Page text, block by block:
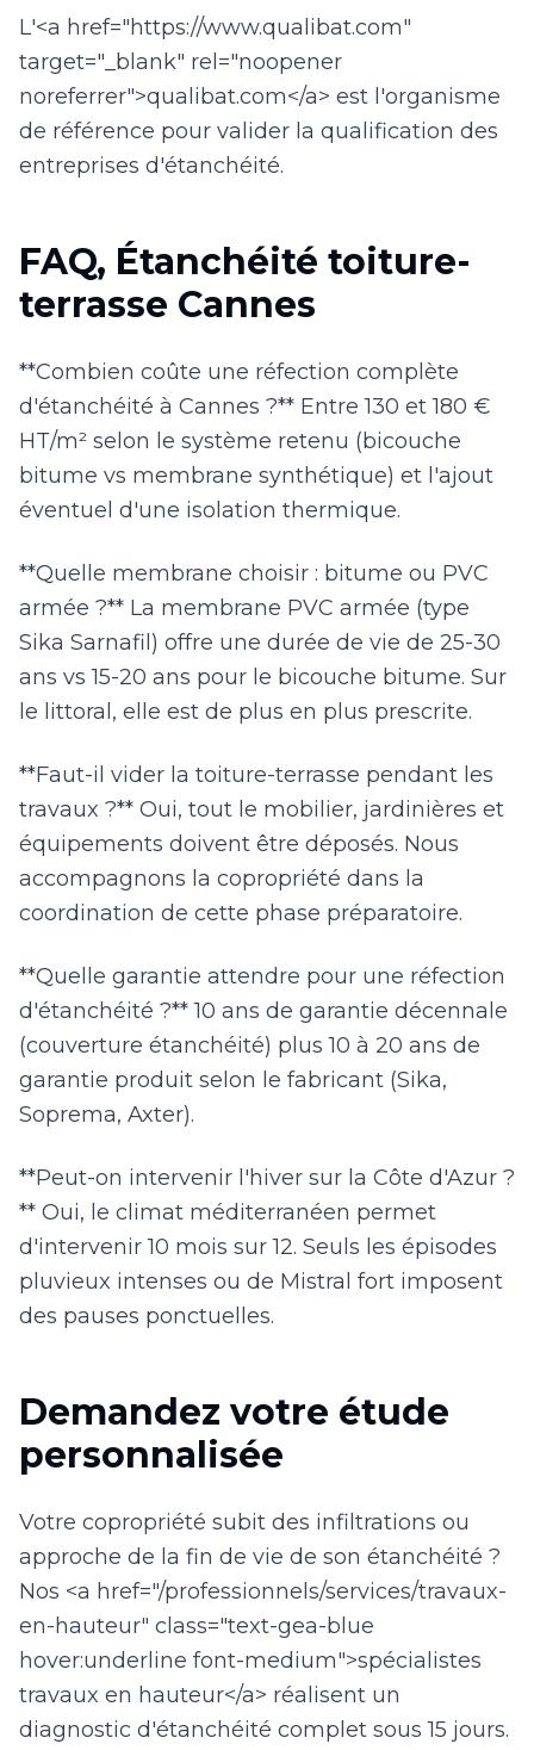
L'<a href="https://www.qualibat.com"
target="_blank" rel="noopener
noreferrer">qualibat.com</a> est l'organisme
de référence pour valider la qualification des
entreprises d'étanchéité.
FAQ, Étanchéité toiture-
terrasse Cannes
**Combien coûte une réfection complète
d'étanchéité à Cannes ?** Entre 130 et 180 €
HT/m² selon le système retenu (bicouche
bitume vs membrane synthétique) et l'ajout
éventuel d'une isolation thermique.
**Quelle membrane choisir : bitume ou PVC
armée ?** La membrane PVC armée (type
Sika Sarnafil) offre une durée de vie de 25-30
ans vs 15-20 ans pour le bicouche bitume. Sur
le littoral, elle est de plus en plus prescrite.
**Faut-il vider la toiture-terrasse pendant les
travaux ?** Oui, tout le mobilier, jardinières et
équipements doivent être déposés. Nous
accompagnons la copropriété dans la
coordination de cette phase préparatoire.
**Quelle garantie attendre pour une réfection
d'étanchéité ?** 10 ans de garantie décennale
(couverture étanchéité) plus 10 à 20 ans de
garantie produit selon le fabricant (Sika,
Soprema, Axter).
**Peut-on intervenir l'hiver sur la Côte d'Azur ?
** Oui, le climat méditerranéen permet
d'intervenir 10 mois sur 12. Seuls les épisodes
pluvieux intenses ou de Mistral fort imposent
des pauses ponctuelles.
Demandez votre étude
personnalisée
Votre copropriété subit des infiltrations ou
approche de la fin de vie de son étanchéité ?
Nos <a href="/professionnels/services/travaux-
en-hauteur" class="text-gea-blue
hover:underline font-medium">spécialistes
travaux en hauteur</a> réalisent un
diagnostic d'étanchéité complet sous 15 jours.